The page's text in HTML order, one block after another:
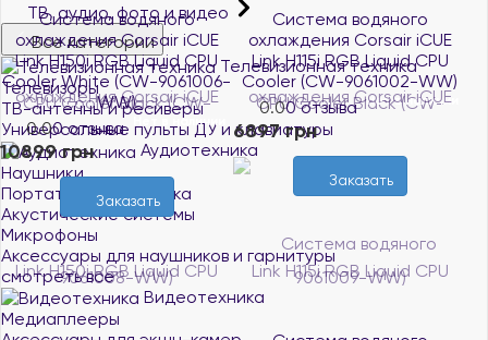
ТВ, аудио, фото и видео
Все категории
Телевизионная техника
Телевизоры
ТВ-антенны и ресиверы
Универсальные пульты ДУ и клавиатуры
Аудиотехника
Наушники
Портативная акустика
Акустические системы
Микрофоны
Аксессуары для наушников и гарнитуры
смотреть все
Видеотехника
Медиаплееры
Система водяного
охлаждения Corsair iCUE
Link H150i RGB Liquid CPU
Cooler White (CW-9061006-
WW)
0.00 отзыва Нет в наличии
10899 грн
Заказать
Система водяного
охлаждения Corsair iCUE
Link H115i RGB Liquid CPU
Cooler (CW-9061002-WW)
0.00 отзыва Нет в наличии
6897 грн
Заказать